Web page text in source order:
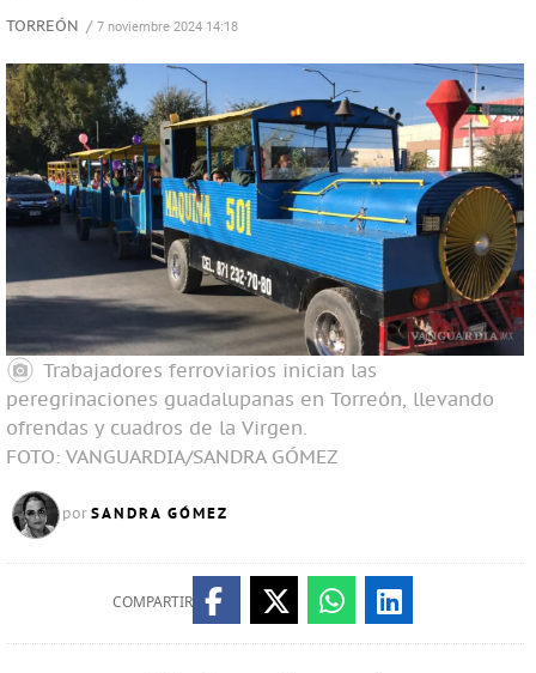
TORREÓN / 7 noviembre 2024 14:18
Trabajadores ferroviarios inician las
peregrinaciones guadalupanas en Torreón, llevando
ofrendas y cuadros de la Virgen.
FOTO: VANGUARDIA/SANDRA GÓMEZ
por SANDRA GÓMEZ
COMPARTIR